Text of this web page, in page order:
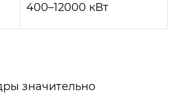
400–12000 кВт
значительно